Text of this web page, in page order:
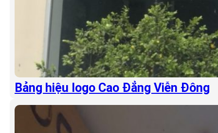
Bảng hiệu logo Cao Đẳng Viễn Đông